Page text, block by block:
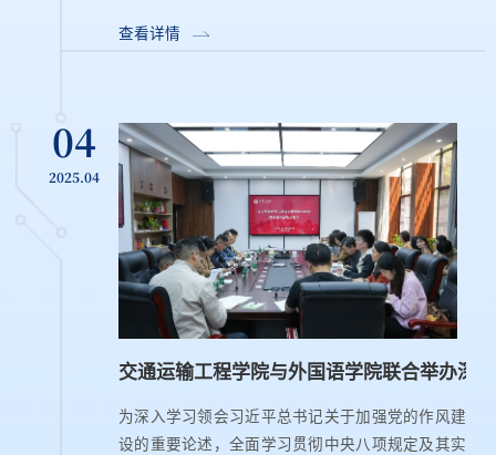
任务，深入学习习近平总...
查看详情
04
2025.04
交通运输工程学院与外国语学院联合举办深
为深入学习领会习近平总书记关于加强党的作风建
设的重要论述，全面学习贯彻中央八项规定及其实